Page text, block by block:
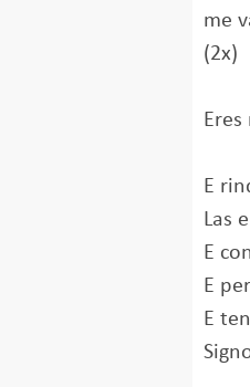
me
(2x)
E
Las
E
E
E